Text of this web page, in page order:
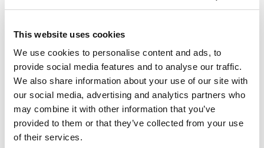
This website uses cookies
We use cookies to personalise content and ads, to
provide social media features and to analyse our traffic.
We also share information about your use of our site with
our social media, advertising and analytics partners who
may combine it with other information that you’ve
provided to them or that they’ve collected from your use
of their services.
Calendario Cene Emozionali 2026
Sabato 19 settembre
Sabato 24 ottobre
Sabato 12 dicembre
Programma
Il Programma della Serata
Arrivo degli ospiti ore 20:00 – 20:30
Ingresso presso Padiglione Cetacei (dopo la Biosfera)